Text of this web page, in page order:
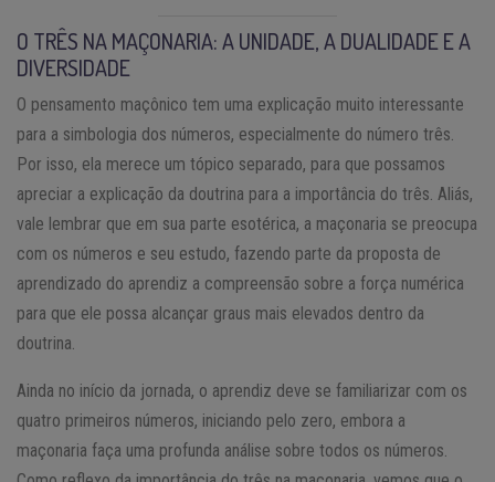
O TRÊS NA MAÇONARIA: A UNIDADE, A DUALIDADE E A
DIVERSIDADE
O pensamento maçônico tem uma explicação muito interessante
para a simbologia dos números, especialmente do número três.
Por isso, ela merece um tópico separado, para que possamos
apreciar a explicação da doutrina para a importância do três. Aliás,
vale lembrar que em sua parte esotérica, a maçonaria se preocupa
com os números e seu estudo, fazendo parte da proposta de
aprendizado do aprendiz a compreensão sobre a força numérica
para que ele possa alcançar graus mais elevados dentro da
doutrina.
Ainda no início da jornada, o aprendiz deve se familiarizar com os
quatro primeiros números, iniciando pelo zero, embora a
maçonaria faça uma profunda análise sobre todos os números.